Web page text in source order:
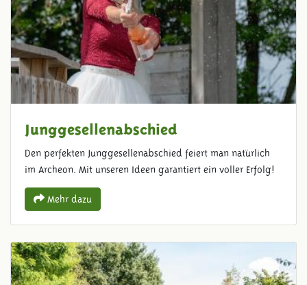
Junggesellenabschied
Den perfekten Junggesellenabschied feiert man natürlich
im Archeon. Mit unseren Ideen garantiert ein voller Erfolg!
Mehr dazu